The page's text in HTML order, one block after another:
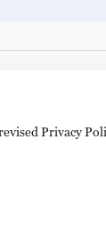
Privacy